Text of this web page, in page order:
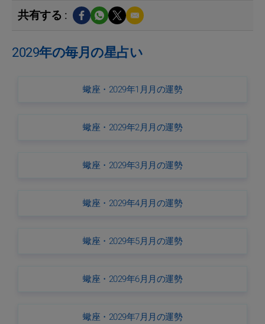
共有する :
2029年の毎月の星占い
蠍座・2029年1月月の運勢
蠍座・2029年2月月の運勢
蠍座・2029年3月月の運勢
蠍座・2029年4月月の運勢
蠍座・2029年5月月の運勢
蠍座・2029年6月月の運勢
蠍座・2029年7月月の運勢